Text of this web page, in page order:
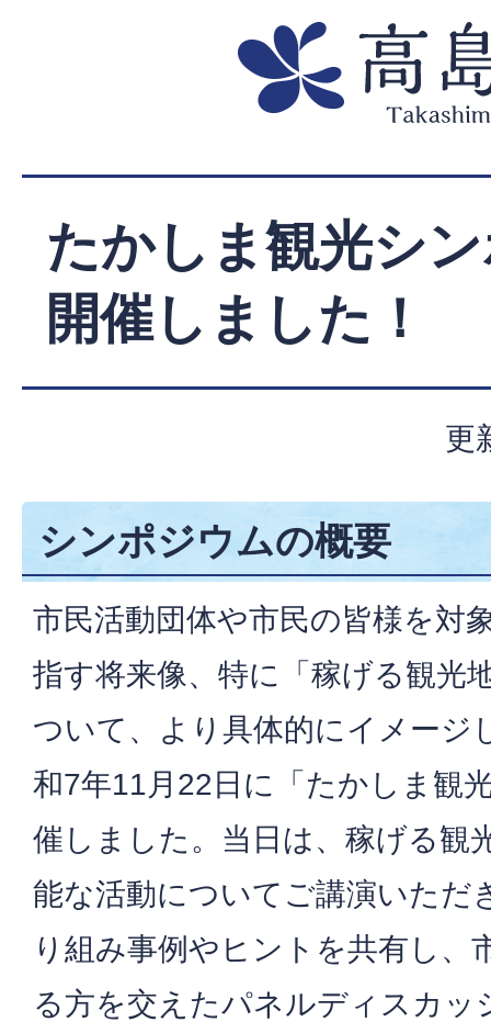
たかしま観光シ
開催しました！
更
シンポジウムの概要
市民活動団体や市民の皆様を対
指す将来像、特に「稼げる観光
ついて、より具体的にイメージ
和7年11月22日に「たかしま観
催しました。当日は、稼げる観
能な活動についてご講演いただ
り組み事例やヒントを共有し、
る方を交えたパネルディスカッ